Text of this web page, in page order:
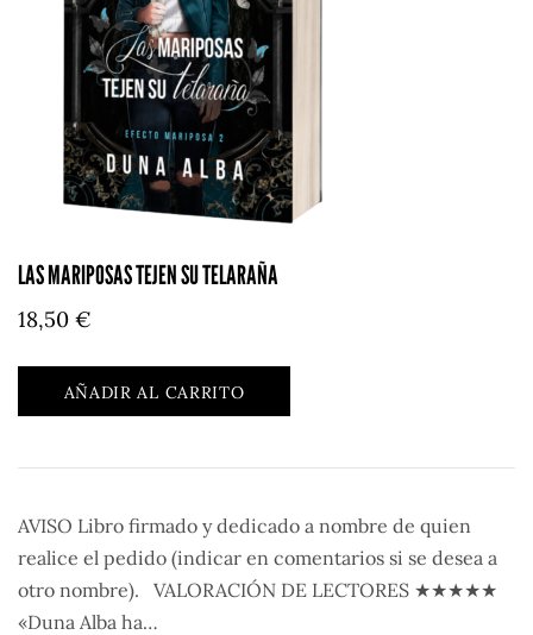
LAS MARIPOSAS TEJEN SU TELARAÑA
18,50 €
AÑADIR AL CARRITO
AVISO Libro firmado y dedicado a nombre de quien
realice el pedido (indicar en comentarios si se desea a
otro nombre). VALORACIÓN DE LECTORES ★★★★★
«Duna Alba ha…